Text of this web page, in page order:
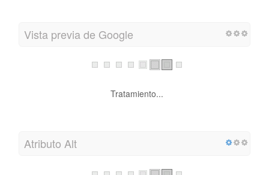
Vista previa de Google
Tratamiento...
Atributo Alt